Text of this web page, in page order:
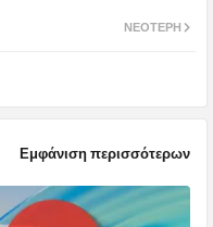
pp
ΝΕΌΤΕΡΗ
Εμφάνιση περισσότερων